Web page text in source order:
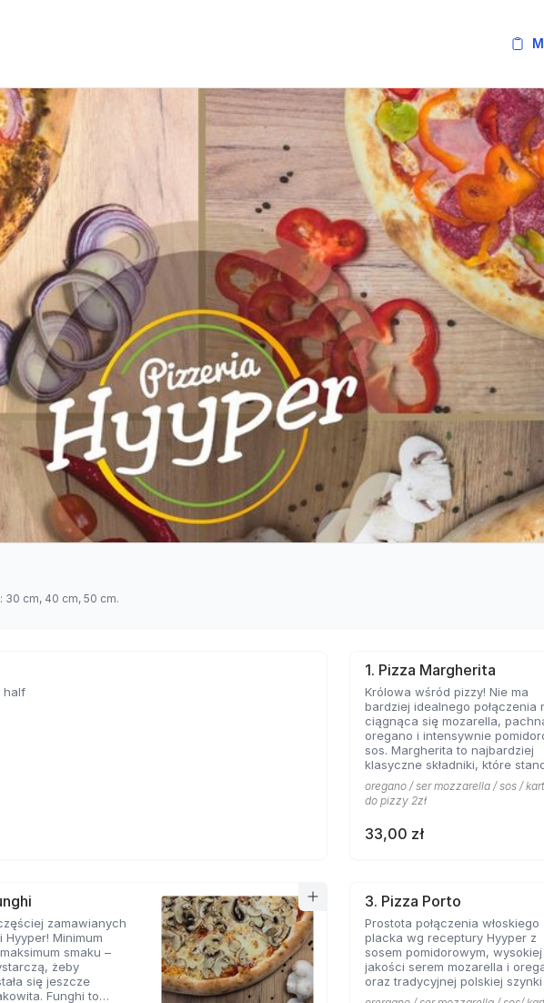
30 cm, 40 cm, 50 cm.
half
1. Pizza Margherita
Królowa wśród pizzy! Nie ma
bardziej idealnego połączenia
ciągnąca się mozarella,
oregano i intensywnie
sos. Margherita to najbardziej
klasyczne składniki, które
bazę każdej pizzy. Nasza
Margherita z pewnością nie ma
sobie równych w okolicy!
oregano / ser mozzarella / sos /
do pizzy 2zł
33,00 zł
zamawianych
Minimum
smaku –
żeby
się jeszcze
Funghi to
3. Pizza Porto
Prostota połączenia włoskiego
placka wg receptury Hyyper z
sosem pomidorowym, wysokiej
jakości serem mozarella i
oraz tradycyjnej polskiej szynki